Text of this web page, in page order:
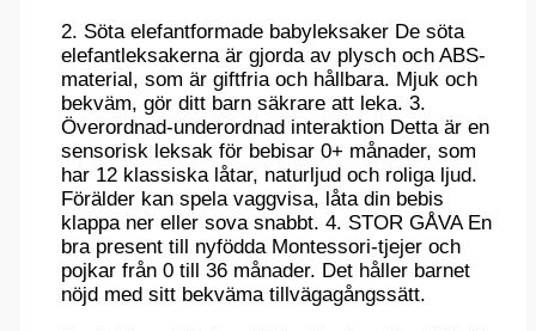
2. Söta elefantformade babyleksaker De söta
elefantleksakerna är gjorda av plysch och ABS-
material, som är giftfria och hållbara. Mjuk och
bekväm, gör ditt barn säkrare att leka. 3.
Överordnad-underordnad interaktion Detta är en
sensorisk leksak för bebisar 0+ månader, som
har 12 klassiska låtar, naturljud och roliga ljud.
Förälder kan spela vaggvisa, låta din bebis
klappa ner eller sova snabbt. 4. STOR GÅVA En
bra present till nyfödda Montessori-tjejer och
pojkar från 0 till 36 månader. Det håller barnet
nöjd med sitt bekväma tillvägagångssätt.